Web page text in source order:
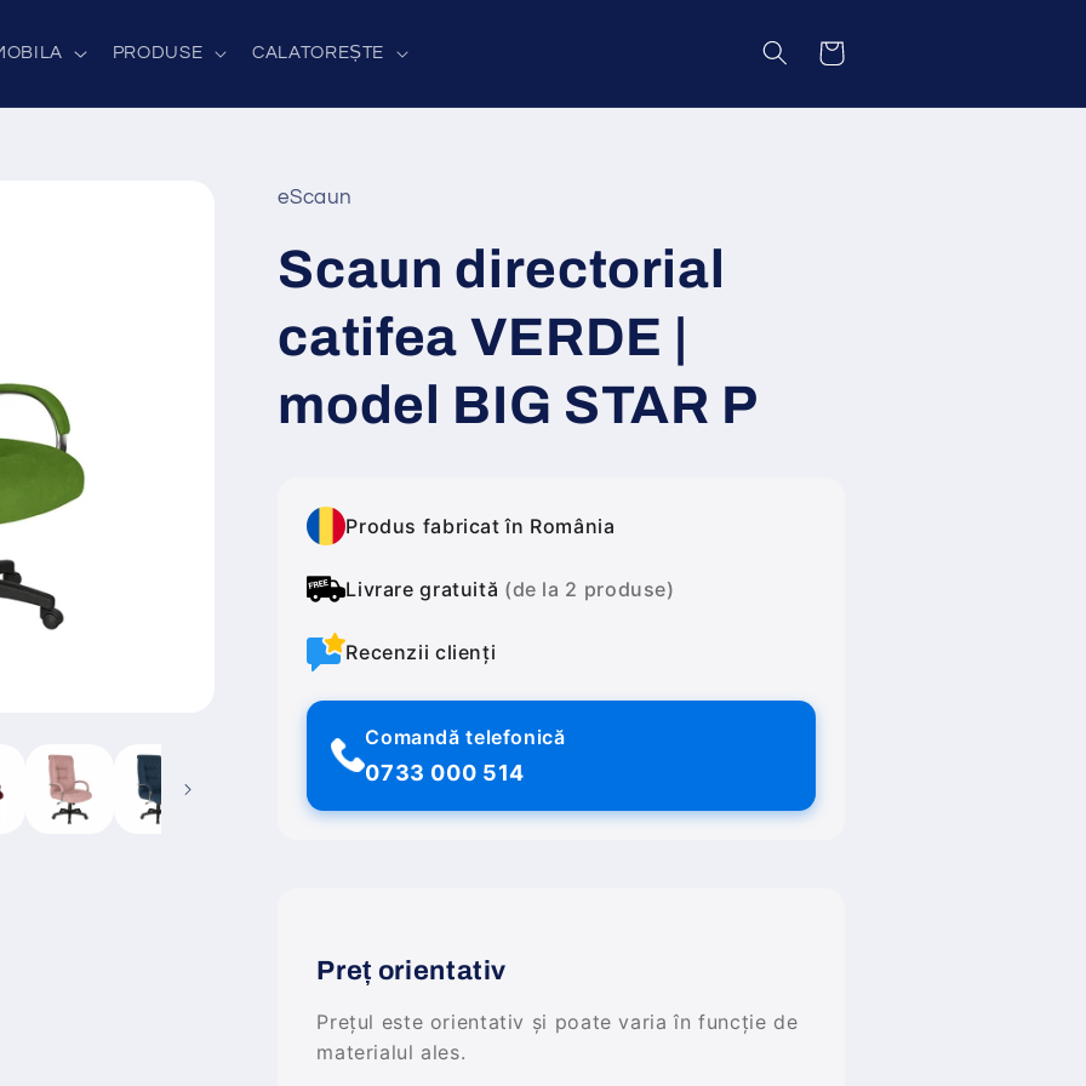
PRODUSE CALATOREȘTE Coș
eScaun
Scaun directorial
catifea VERDE |
model BIG STAR P
Produs fabricat în România
Livrare gratuită (de la 2 produse)
Recenzii clienți
Comandă telefonică
0733 000 514
Preț orientativ
Prețul este orientativ și poate varia în funcție de
materialul ales.